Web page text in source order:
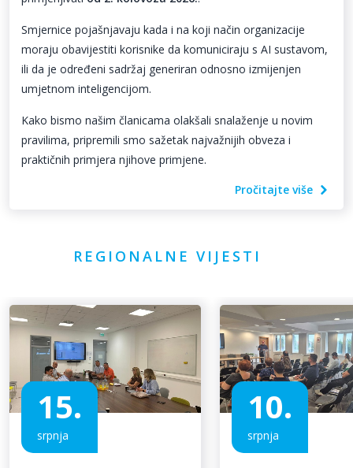
Smjernice pojašnjavaju kada i na koji način organizacije
moraju obavijestiti korisnike da komuniciraju s AI sustavom,
ili da je određeni sadržaj generiran odnosno izmijenjen
umjetnom inteligencijom.
Kako bismo našim članicama olakšali snalaženje u novim
pravilima, pripremili smo sažetak najvažnijih obveza i
praktičnih primjera njihove primjene.
Pročitajte više
REGIONALNE VIJESTI
15.
srpnja
10.
srpnja